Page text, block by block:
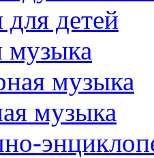
детей
музыка
музыка
музыка